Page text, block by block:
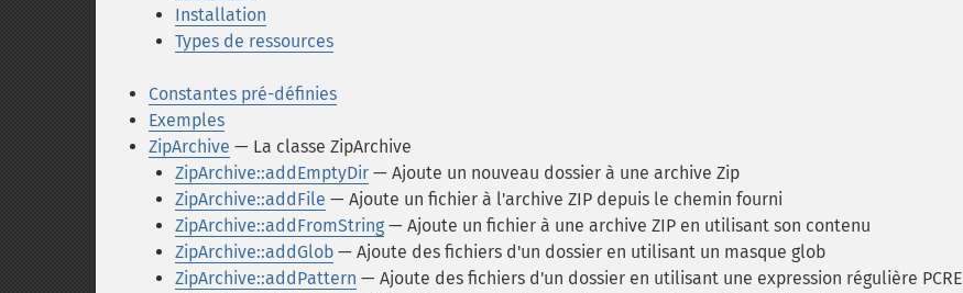
Installation
Types de ressources
Constantes pré-définies
Exemples
ZipArchive — La classe ZipArchive
ZipArchive::addEmptyDir — Ajoute un nouveau dossier à une archive Zip
ZipArchive::addFile — Ajoute un fichier à l'archive ZIP depuis le chemin fourni
ZipArchive::addFromString — Ajoute un fichier à une archive ZIP en utilisant son contenu
ZipArchive::addGlob — Ajoute des fichiers d'un dossier en utilisant un masque glob
ZipArchive::addPattern — Ajoute des fichiers d'un dossier en utilisant une expression régulière PCRE